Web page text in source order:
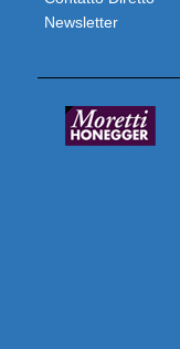
Newsletter